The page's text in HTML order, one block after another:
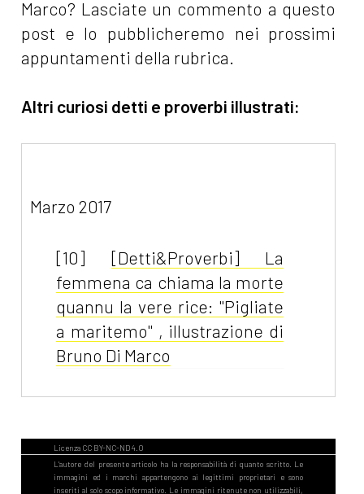
Marco? Lasciate un commento a questo
post e lo pubblicheremo nei prossimi
appuntamenti della rubrica.
Altri curiosi detti e proverbi illustrati:
Marzo 2017
[10] [Detti&Proverbi] La
femmena ca chiama la morte
quannu la vere rice: "Pigliate
a maritemo" , illustrazione di
Bruno Di Marco
[18][Detti&Proverbi] Na'
momm comp dec' fugghij,